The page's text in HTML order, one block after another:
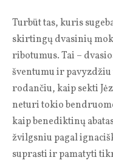
Turbūt tas, kuris
skirtingų dvasinių
ribotumus. Tai –
šventumu ir
rodančiu, kaip sekti
neturi tokio
kaip benediktinų
žvilgsniu pagal
suprasti ir pamatyti